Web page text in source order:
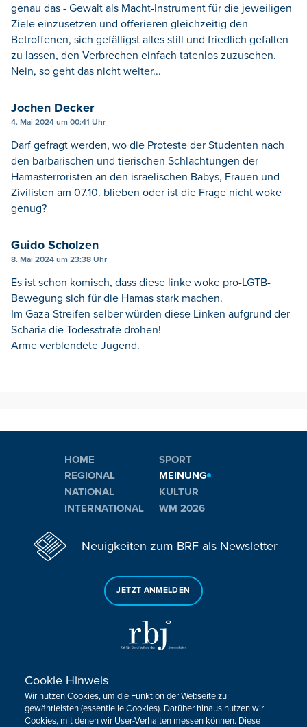
genau das - Gewalt als Macht-Instrument für die jeweiligen
Ziele einzusetzen und offerieren gleichzeitig den
Betroffenen, sich gefälligst alles still und friedlich gefallen
zu lassen, den Verbrechen einfach tatenlos zuzusehen.
Nein, so geht das nicht weiter...
Jochen Decker
4. Mai 2024 um 00:41 Uhr
Darf gefragt werden, wo die Proteste der Studenten nach
den barbarischen und tierischen Schlachtungen der
Hamasterroristen an den israelischen Babys, Frauen und
Zivilisten am 07.10. blieben oder ist die Frage nicht woke
genug?
Guido Scholzen
8. Mai 2024 um 23:38 Uhr
Es ist schon komisch, dass diese linke woke pro-LGTB-
Bewegung sich für die Hamas stark machen.
Im Gaza-Streifen selber würden diese Linken aufgrund der
Scharia die Todesstrafe drohen!
Arme verblendete Jugend.
HOME
REGIONAL
NATIONAL
INTERNATIONAL
SPORT
MEINUNG
KULTUR
WM 2026
Neuigkeiten zum BRF als Newsletter
JETZT ANMELDEN
Sie haben noch Fragen oder Anmerkungen?
KONTAKTIEREN SIE UNS!
Cookie Hinweis
Wir nutzen Cookies, um die Funktion der Webseite zu
gewährleisten (essentielle Cookies). Darüber hinaus nutzen wir
Cookies, mit denen wir User-Verhalten messen können. Diese